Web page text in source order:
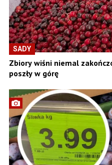
SADY
Zbiory wiśni niemal
poszły w górę